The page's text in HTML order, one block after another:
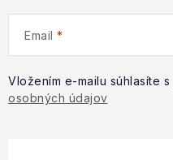
Email
Vložením e-mailu súhlasíte s
osobných údajov